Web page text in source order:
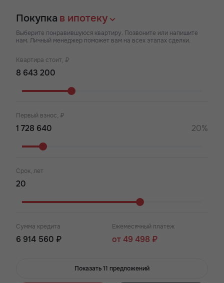
Покупка в ипотеку
Выберите понравившуюся квартиру. Позвоните или напишите
нам. Личный менеджер поможет вам на всех этапах сделки.
Квартира стоит, ₽
Первый взнос, ₽
20%
Срок, лет
Сумма кредита
6 914 560 ₽
Ежемесячный платеж
от 49 498 ₽
Показать 11 предложений